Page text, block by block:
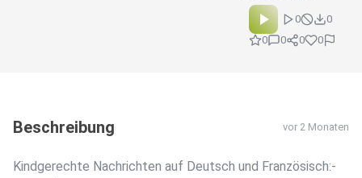
0
0
0
0 0 0
Beschreibung vor 2 Monaten
Kindgerechte Nachrichten auf Deutsch und Französisch:-